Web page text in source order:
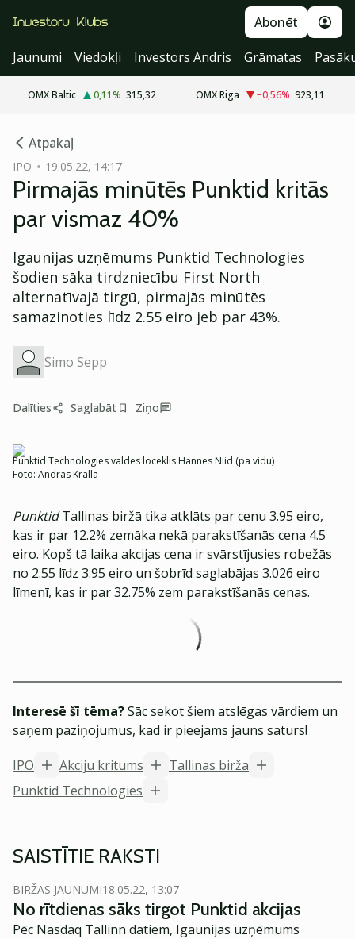
Abonēt
Jaunumi
Viedokļi Investors Andris Grāmatas
OMX Baltic 0,11% 315,32 OMX Riga −0,56% 923,11
Atpakaļ
IPO 19.05.22, 14:17
Pirmajās minūtēs Punktid kritās
par vismaz 40%
Igaunijas uzņēmums Punktid Technologies
šodien sāka tirdzniecību First North
alternatīvajā tirgū, pirmajās minūtēs
samazinoties līdz 2.55 eiro jeb par 43%.
Simo Sepp
Dalīties Saglabāt Ziņo
Punktid Technologies valdes loceklis Hannes Niid (pa vidu)
Foto: Andras Kralla
PunktidTallinas biržā tika atklāts par cenu 3.95 eiro,
kas ir par 12.2% zemāka nekā parakstīšanās cena 4.5
eiro. Kopš tā laika akcijas cena ir svārstījusies robežās
no 2.55 līdz 3.95 eiro un šobrīd saglabājas 3.026 eiro
līmenī, kas ir par 32.75% zem parakstīšanās cenas.
Interesē šī tēma?Sāc sekot šiem atslēgas vārdiem un
saņem paziņojumus, kad ir pieejams jauns saturs!
IPO
Akciju kritums
Tallinas birža
Punktid Technologies
SAISTĪTIE RAKSTI
BIRŽAS JAUNUMI18.05.22, 13:07
No rītdienas sāks tirgot Punktid akcijas
Pēc Nasdaq Tallinn datiem, Igaunijas uzņēmums